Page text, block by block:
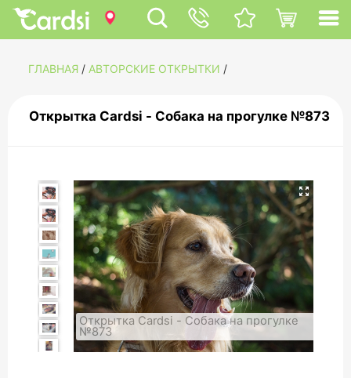
ГЛАВНАЯ / АВТОРСКИЕ ОТКРЫТКИ /
Открытка Cardsi - Собака на прогулке №873
Открытка Cardsi - Собака на прогулке
№873